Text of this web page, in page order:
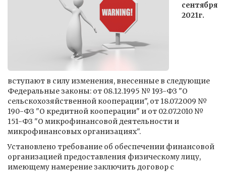
сентября
2021г.
вступают в силу изменения, внесенные в следующие
Федеральные законы: от 08.12.1995 № 193-ФЗ "О
сельскохозяйственной кооперации", от 18.07.2009 №
190-ФЗ "О кредитной кооперации" и от 02.07.2010 №
151-ФЗ "О микрофинансовой деятельности и
микрофинансовых организациях".
Установлено требование об обеспечении финансовой
организацией предоставления физическому лицу,
имеющему намерение заключить договор с